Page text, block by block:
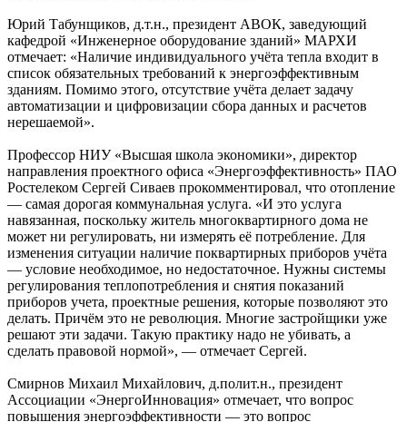
Юрий Табунщиков, д.т.н., президент АВОК, заведующий
кафедрой «Инженерное оборудование зданий» МАРХИ
отмечает: «Наличие индивидуального учёта тепла входит в
список обязательных требований к энергоэффективным
зданиям. Помимо этого, отсутствие учёта делает задачу
автоматизации и цифровизации сбора данных и расчетов
нерешаемой».
Профессор НИУ «Высшая школа экономики», директор
направления проектного офиса «Энергоэффективность» ПАО
Ростелеком Сергей Сиваев прокомментировал, что отопление
— самая дорогая коммунальная услуга. «И это услуга
навязанная, поскольку житель многоквартирного дома не
может ни регулировать, ни измерять её потребление. Для
изменения ситуации наличие поквартирных приборов учёта
— условие необходимое, но недостаточное. Нужны системы
регулирования теплопотребления и снятия показаний
приборов учета, проектные решения, которые позволяют это
делать. Причём это не революция. Многие застройщики уже
решают эти задачи. Такую практику надо не убивать, а
сделать правовой нормой», — отмечает Сергей.
Смирнов Михаил Михайлович, д.полит.н., президент
Ассоциации «ЭнергоИнновация» отмечает, что вопрос
повышения энергоэффективности — это вопрос